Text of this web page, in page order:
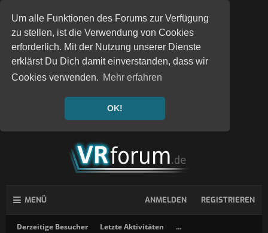
Um alle Funktionen des Forums zur Verfügung
zu stellen, ist die Verwendung von Cookies
erforderlich. Mit der Nutzung unserer Dienste
erklärst Du Dich damit einverstanden, dass wir
Cookies verwenden. Mehr erfahren
OK!
MENÜ
Derzeitige Besucher Letzte Aktivitäten ...
ANMELDEN REGISTRIEREN